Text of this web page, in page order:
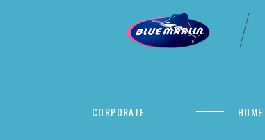
CORPORATE HOME